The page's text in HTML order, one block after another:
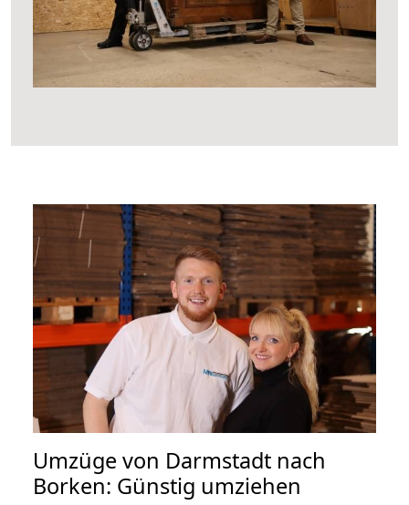
Umzüge von Darmstadt nach
Borken: Günstig umziehen